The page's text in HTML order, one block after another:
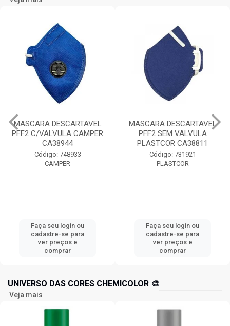
MASCARA DESCARTAVEL
PFF2 C/VALVULA CAMPER
CA38944
Código: 748933
CAMPER
Faça seu login ou
cadastre-se para
ver preços e
comprar
MASCARA DESCARTAVEL
PFF2 SEM VALVULA
PLASTCOR CA38811
Código: 731921
PLASTCOR
Faça seu login ou
cadastre-se para
ver preços e
comprar
UNIVERSO DAS CORES CHEMICOLOR 🎨
Veja mais